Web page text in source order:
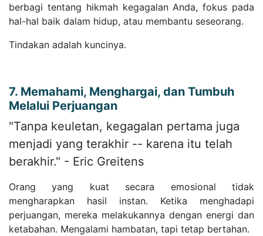
berbagi tentang hikmah kegagalan Anda, fokus pada
hal-hal baik dalam hidup, atau membantu seseorang.
Tindakan adalah kuncinya.
7. Memahami, Menghargai, dan Tumbuh
Melalui Perjuangan
"Tanpa keuletan, kegagalan pertama juga
menjadi yang terakhir -- karena itu telah
berakhir." - Eric Greitens
Orang yang kuat secara emosional tidak
mengharapkan hasil instan. Ketika menghadapi
perjuangan, mereka melakukannya dengan energi dan
ketabahan. Mengalami hambatan, tapi tetap bertahan.